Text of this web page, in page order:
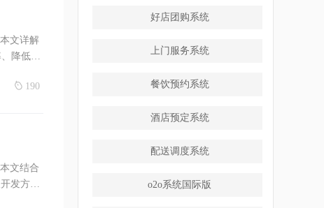
文详解
降低人
190
文结合
发方
好店团购系统
上门服务系统
餐饮预约系统
酒店预定系统
配送调度系统
o2o系统国际版